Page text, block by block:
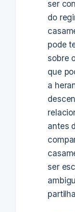
ser
do
pode
sobre
que
a
antes
ser